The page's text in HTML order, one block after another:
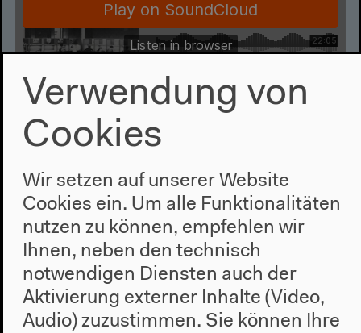
Monika Mattes:„Leistungsschule“,
„Lernfabrik“ oder „Kuschelecke“?
Orte pädagogischer
Wissensproduktion in den
1960/70er Jahren (Englisch)
Englische Übersetzung
Vortrag, 30.11.2019
Mehr zum Audio
Verwendung von
Cookies
Wir setzen auf unserer Website
Cookies ein. Um alle Funktionalitäten
nutzen zu können, empfehlen wir
Ihnen, neben den technisch
notwendigen Diensten auch der
Aktivierung externer Inhalte (Video,
Audio) zuzustimmen. Sie können Ihre